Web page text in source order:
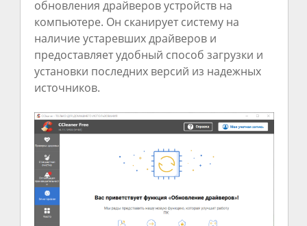
обновления драйверов устройств на
компьютере. Он сканирует систему на
наличие устаревших драйверов и
предоставляет удобный способ загрузки и
установки последних версий из надежных
источников.